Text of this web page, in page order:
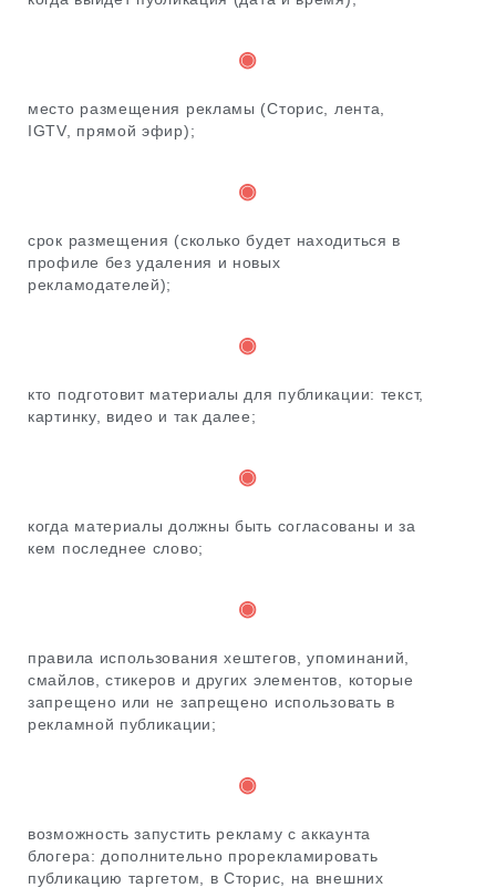
◉
место размещения рекламы (Сторис, лента,
IGTV, прямой эфир);
◉
срок размещения (сколько будет находиться в
профиле без удаления и новых
рекламодателей);
◉
кто подготовит материалы для публикации: текст,
картинку, видео и так далее;
◉
когда материалы должны быть согласованы и за
кем последнее слово;
◉
правила использования хештегов, упоминаний,
смайлов, стикеров и других элементов, которые
запрещено или не запрещено использовать в
рекламной публикации;
◉
возможность запустить рекламу с аккаунта
блогера: дополнительно прорекламировать
публикацию таргетом, в Сторис, на внешних